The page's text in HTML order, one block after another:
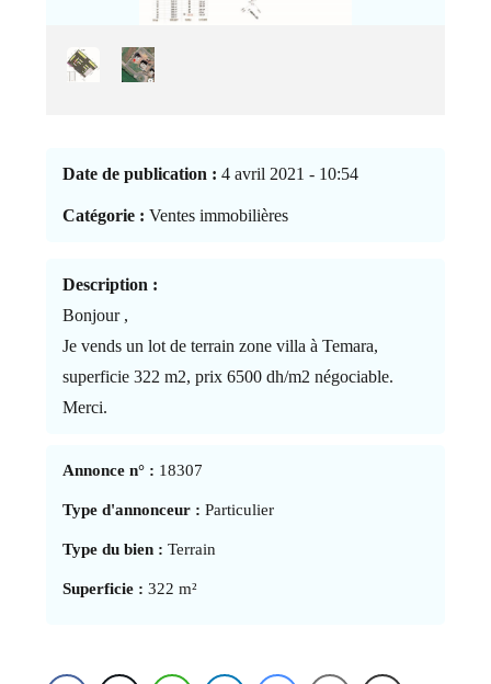
Date de publication : 4 avril 2021 - 10:54
Catégorie : Ventes immobilières
Description :
Bonjour ,
Je vends un lot de terrain zone villa à Temara,
superficie 322 m2, prix 6500 dh/m2 négociable.
Merci.
Annonce n° : 18307
Type d'annonceur : Particulier
Type du bien : Terrain
Superficie : 322 m²